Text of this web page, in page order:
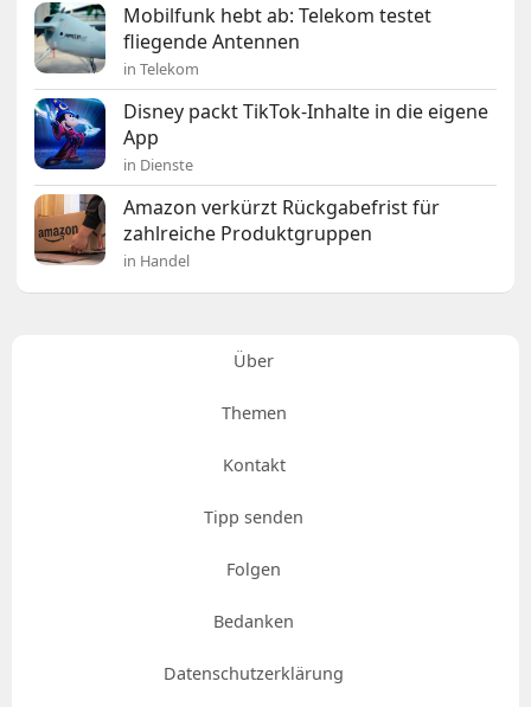
Mobilfunk hebt ab: Telekom testet
fliegende Antennen
in Telekom
Disney packt TikTok-Inhalte in die eigene
App
in Dienste
Amazon verkürzt Rückgabefrist für
zahlreiche Produktgruppen
in Handel
Über
Themen
Kontakt
Tipp senden
Folgen
Bedanken
Datenschutzerklärung